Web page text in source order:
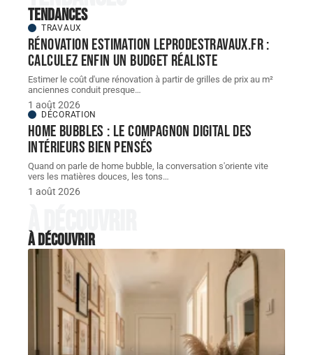
Tendances
TRAVAUX
Rénovation estimation leprodestravaux.fr :
calculez enfin un budget réaliste
Estimer le coût d'une rénovation à partir de grilles de prix au m²
anciennes conduit presque…
1 août 2026
DÉCORATION
Home bubbles : le compagnon digital des
intérieurs bien pensés
Quand on parle de home bubble, la conversation s'oriente vite
vers les matières douces, les tons…
1 août 2026
À découvrir
À découvrir